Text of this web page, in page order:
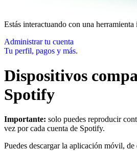
Estás interactuando con una
Administrar tu cuenta
Tu perfil, pagos y más.
Dispositivos
Spotify
Importante: solo puedes reproducir
vez por cada cuenta de Spotify.
Puedes descargar la aplicación móvil,